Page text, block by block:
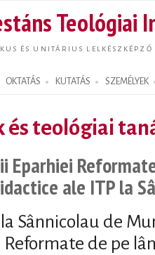
Teológiai
ÉS UNITÁRIUS LELKÉSZKÉPZŐ
OKTATÁS KUTATÁS SZEMÉLYEK
és teológiai
Eparhiei
ale ITP la
Sânnicolau de
de pe